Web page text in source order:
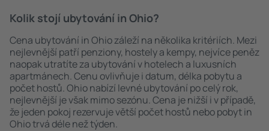
Kolik stojí ubytování in Ohio?
Cena ubytování in Ohio záleží na několika kritériích. Mezi
nejlevnější patří penziony, hostely a kempy, nejvíce peněz
naopak utratíte za ubytování v hotelech a luxusních
apartmánech. Cenu ovlivňuje i datum, délka pobytu a
počet hostů. Ohio nabízí levné ubytování po celý rok,
nejlevnější je však mimo sezónu. Cena je nižší i v případě,
že jeden pokoj rezervuje větší počet hostů nebo pobyt in
Ohio trvá déle než týden.